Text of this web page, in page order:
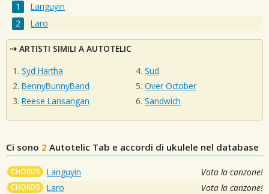
Languyin
Laro
ARTISTI SIMILI A AUTOTELIC
Syd Hartha
BennyBunnyBand
Reese Lansangan
Sud
Over October
Sandwich
Ci sono 2 Autotelic Tab e accordi di ukulele nel database
CHORDS Languyin Vota la canzone!
CHORDS Laro Vota la canzone!